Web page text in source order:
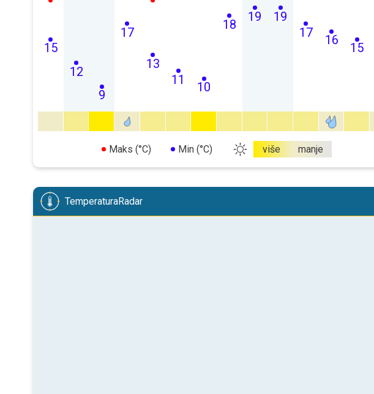
15
12
9
17
13
11
10
18
19 19
17
16
15
Maks (°C) Min (°C) više manje
TemperaturaRadar